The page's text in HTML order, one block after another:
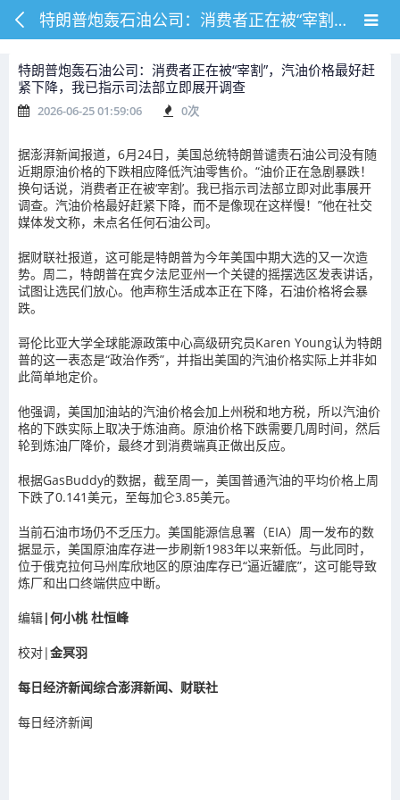
特朗普炮轰石油公司：消费者正在被“宰割”，汽油价格最好赶紧下降，我已指示司法部立即展开调查
特朗普炮轰石油公司：消费者正在被“宰割”，汽油价格最好赶
紧下降，我已指示司法部立即展开调查
2026-06-25 01:59:06 0次
据澎湃新闻报道，6月24日，美国总统特朗普谴责石油公司没有随
近期原油价格的下跌相应降低汽油零售价。 “油价正在急剧暴跌！
换句话说，消费者正在被‘宰割’。我已指示司法部立即对此事展开
调查。汽油价格最好赶紧下降，而不是像现在这样慢！”他在社交
媒体发文称，未点名任何石油公司。
据财联社报道，这可能是特朗普为今年美国中期大选的又一次造
势。周二，特朗普在宾夕法尼亚州一个关键的摇摆选区发表讲话，
试图让选民们放心。他声称生活成本正在下降，石油价格将会暴
跌。
哥伦比亚大学全球能源政策中心高级研究员Karen Young认为特朗
普的这一表态是“政治作秀”，并指出美国的汽油价格实际上并非如
此简单地定价。
他强调，美国加油站的汽油价格会加上州税和地方税，所以汽油价
格的下跌实际上取决于炼油商。原油价格下跌需要几周时间，然后
轮到炼油厂降价，最终才到消费端真正做出反应。
根据GasBuddy的数据， 截至周一，美国普通汽油的平均价格上周
下跌了0.141美元，至每加仑3.85美元。
当前石油市场仍不乏压力。美国能源信息署（EIA）周一发布的数
据显示，美国原油库存进一步刷新1983年以来新低。与此同时，
位于俄克拉何马州库欣地区的原油库存已“逼近罐底”，这可能导致
炼厂和出口终端供应中断。
编辑|何小桃 杜恒峰
校对|金冥羽
每日经济新闻综合澎湃新闻、财联社
每日经济新闻